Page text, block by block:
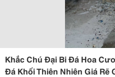
Khắc Chú Đại Bi Đá Hoa
Đá Khối Thiên Nhiên Giá Rẽ